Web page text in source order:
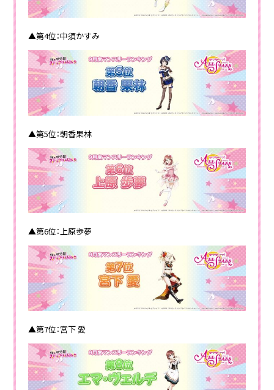
▲第4位：中須かすみ
▲第5位：朝香果林
▲第6位：上原歩夢
▲第7位：宮下 愛